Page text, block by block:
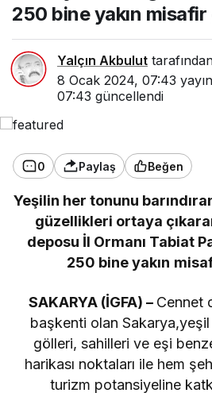
250 bine yakın misafir
Yalçın Akbulut
8 Ocak 2024, 07:43
07:43 güncellendi
0 Paylaş Beğen
Yeşilin her tonunu
güzellikleri ortaya
deposu İl Ormanı Tabiat
250 bine yakın
SAKARYA (İGFA) – Cennet
başkenti olan Sakarya,yeşil
gölleri, sahilleri ve eşi
harikası noktaları ile hem
turizm potansiyeline